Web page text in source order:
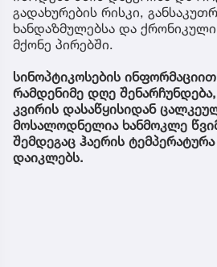
გადახურების რისკი,
ხანდაზმულებსა და
მქონე პირებში.
სინოპტიკოსების
რამდენიმე დღე
კვირის დასაწყისიდან
მოსალოდნელია ხანმოკლე
შემდეგაც ჰაერის
დაიკლებს.